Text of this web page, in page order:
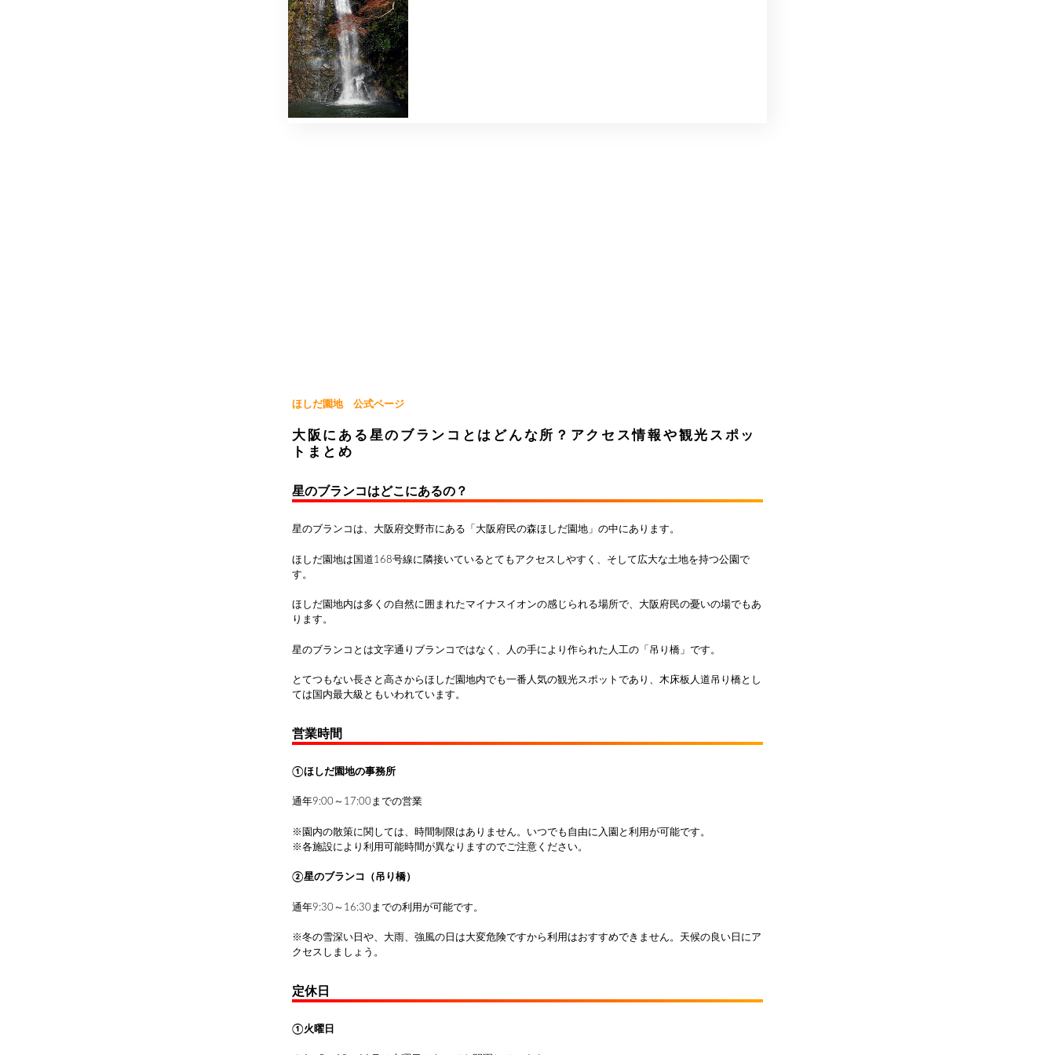
ほしだ園地 公式ページ
大阪にある星のブランコとはどんな所？アクセス情報や観光スポッ
トまとめ
星のブランコはどこにあるの？
星のブランコは、大阪府交野市にある「大阪府民の森ほしだ園地」の中にあります。
ほしだ園地は国道168号線に隣接いているとてもアクセスしやすく、そして広大な土地を持つ公園で
す。
ほしだ園地内は多くの自然に囲まれたマイナスイオンの感じられる場所で、大阪府民の憂いの場でもあ
ります。
星のブランコとは文字通りブランコではなく、人の手により作られた人工の「吊り橋」です。
とてつもない長さと高さからほしだ園地内でも一番人気の観光スポットであり、木床板人道吊り橋とし
ては国内最大級ともいわれています。
営業時間
①ほしだ園地の事務所
通年9:00～17:00までの営業
※園内の散策に関しては、時間制限はありません。いつでも自由に入園と利用が可能です。
※各施設により利用可能時間が異なりますのでご注意ください。
②星のブランコ（吊り橋）
通年9:30～16:30までの利用が可能です。
※冬の雪深い日や、大雨、強風の日は大変危険ですから利用はおすすめできません。天候の良い日にア
クセスしましょう。
定休日
①火曜日